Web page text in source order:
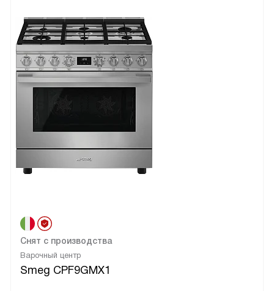
Варочный центр
Smeg CPF9GMX1
Снят с производства